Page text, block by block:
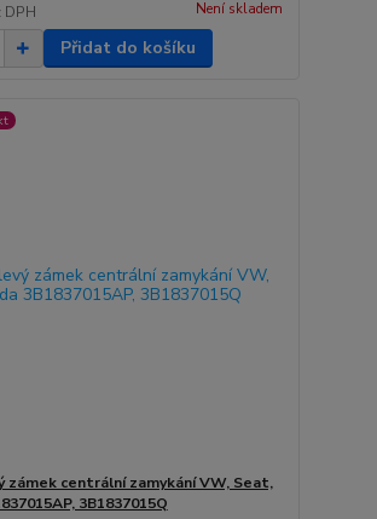
DPH Není skladem
Přidat do košíku
zámek centrální zamykání VW, Seat,
3B1837015Q